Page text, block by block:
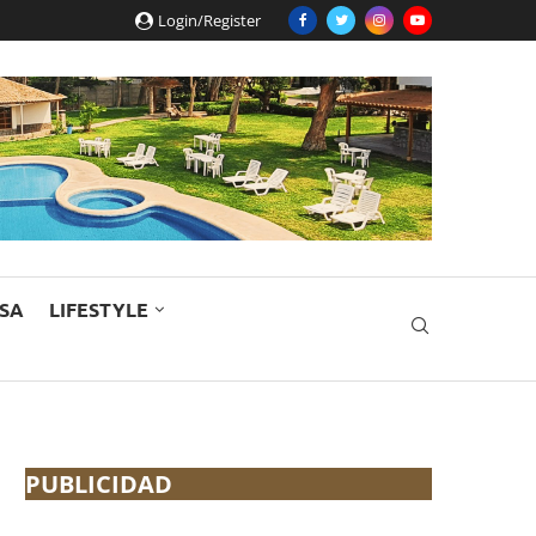
Login/Register
LIFESTYLE
PUBLICIDAD